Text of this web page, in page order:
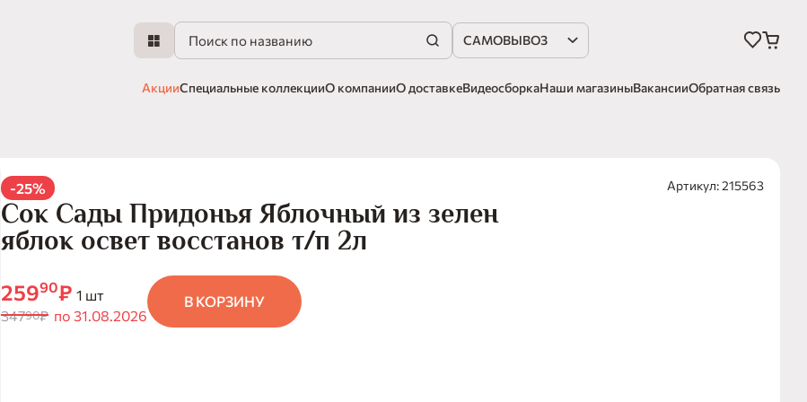
САМОВЫВОЗ
АкцииСпециальные коллекцииО компанииО доставкеВидеосборкаНаши магазиныВакансииОбратная связь
-25%
Сок Сады Придонья Яблочный из зелен
яблок освет восстанов т/п 2л
25990₽ 1 шт
34790₽ по 31.08.2026
В КОРЗИНУ
Артикул: 215563